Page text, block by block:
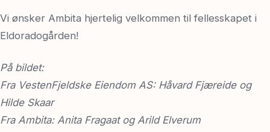
Vi ønsker Ambita hjertelig velkommen til fellesskapet i
Eldoradogården!
På bildet:
Fra VestenFjeldske Eiendom AS: Håvard Fjæreide og
Hilde Skaar
Fra Ambita: Anita Fragaat og Arild Elverum